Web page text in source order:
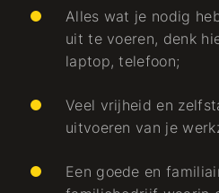
Alles wat je nodig
uit te voeren, denk
laptop, telefoon;
Veel vrijheid en
uitvoeren van je
Een goede en